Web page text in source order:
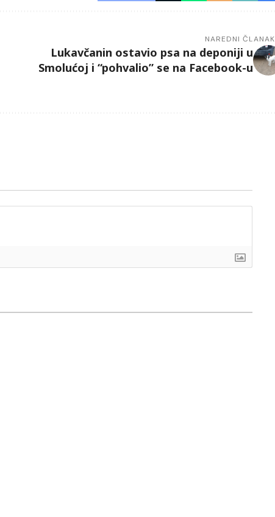
NAREDNI ČLANAK
Lukavčanin ostavio psa na deponiji u
Smolućoj i “pohvalio” se na Facebook-u